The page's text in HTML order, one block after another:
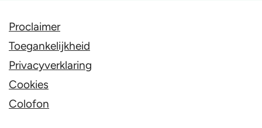
Proclaimer
Toegankelijkheid
Privacyverklaring
Cookies
Colofon